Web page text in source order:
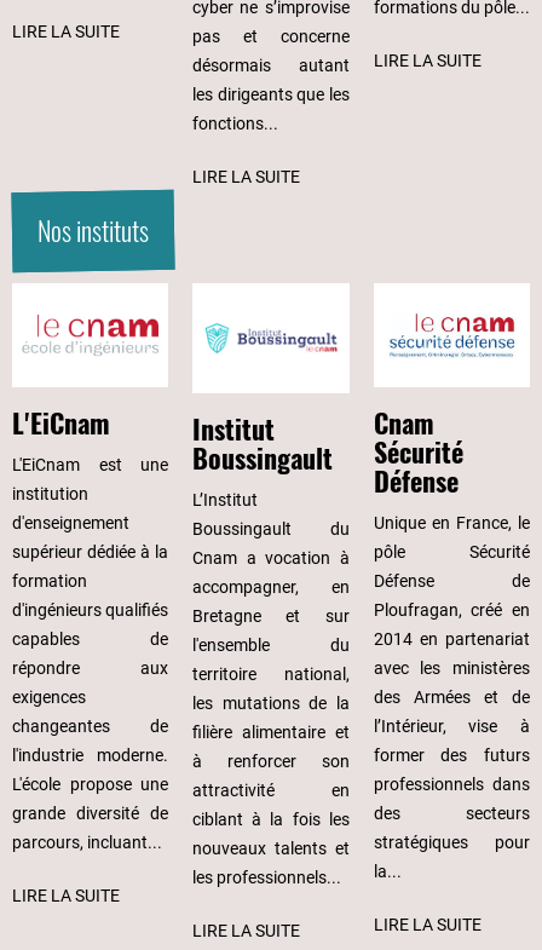
LIRE LA SUITE
cyber ne s’improvise
pas et concerne
désormais autant
les dirigeants que les
fonctions...
LIRE LA SUITE
formations du pôle...
LIRE LA SUITE
Nos instituts
L'EiCnam
L'EiCnam est une
institution
d'enseignement
supérieur dédiée à la
formation
d'ingénieurs qualifiés
capables de
répondre aux
exigences
changeantes de
l'industrie moderne.
L'école propose une
grande diversité de
parcours, incluant...
LIRE LA SUITE
Institut
Boussingault
L’Institut
Boussingault du
Cnam a vocation à
accompagner, en
Bretagne et sur
l'ensemble du
territoire national,
les mutations de la
filière alimentaire et
à renforcer son
attractivité en
ciblant à la fois les
nouveaux talents et
les professionnels...
LIRE LA SUITE
Cnam
Sécurité
Défense
Unique en France, le
pôle Sécurité
Défense de
Ploufragan, créé en
2014 en partenariat
avec les ministères
des Armées et de
l’Intérieur, vise à
former des futurs
professionnels dans
des secteurs
stratégiques pour
la...
LIRE LA SUITE